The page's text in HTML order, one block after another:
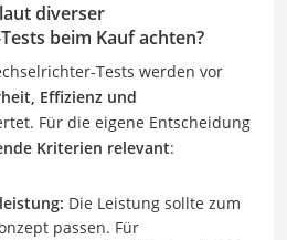
diverser
beim Kauf achten?
Tests werden vor
Effizienz und
Für die eigene Entscheidung
Kriterien relevant:
Die Leistung sollte zum
passen. Für